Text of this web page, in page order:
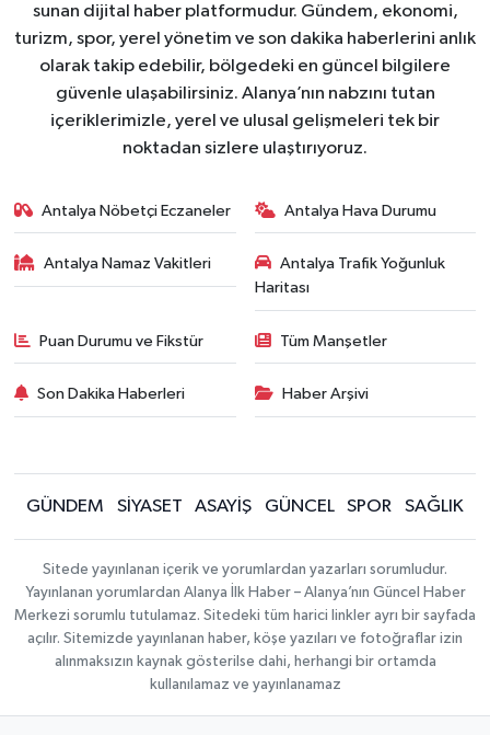
sunan dijital haber platformudur. Gündem, ekonomi,
turizm, spor, yerel yönetim ve son dakika haberlerini anlık
olarak takip edebilir, bölgedeki en güncel bilgilere
güvenle ulaşabilirsiniz. Alanya’nın nabzını tutan
içeriklerimizle, yerel ve ulusal gelişmeleri tek bir
noktadan sizlere ulaştırıyoruz.
Antalya Nöbetçi Eczaneler Antalya Hava Durumu
Antalya Namaz Vakitleri
Antalya Trafik Yoğunluk
Haritası
Puan Durumu ve Fikstür Tüm Manşetler
Son Dakika Haberleri Haber Arşivi
GÜNDEM SİYASET ASAYİŞ GÜNCEL SPOR SAĞLIK
Sitede yayınlanan içerik ve yorumlardan yazarları sorumludur.
Yayınlanan yorumlardan Alanya İlk Haber – Alanya’nın Güncel Haber
Merkezi sorumlu tutulamaz. Sitedeki tüm harici linkler ayrı bir sayfada
açılır. Sitemizde yayınlanan haber, köşe yazıları ve fotoğraflar izin
alınmaksızın kaynak gösterilse dahi, herhangi bir ortamda
kullanılamaz ve yayınlanamaz